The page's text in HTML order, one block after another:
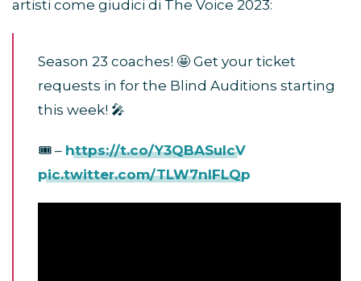
artisti come giudici di The Voice 2023:
Season 23 coaches! 🤩 Get your ticket
requests in for the Blind Auditions starting
this week! 🎤
🎟️ – https://t.co/Y3QBASuIcV
pic.twitter.com/TLW7nIFLQp